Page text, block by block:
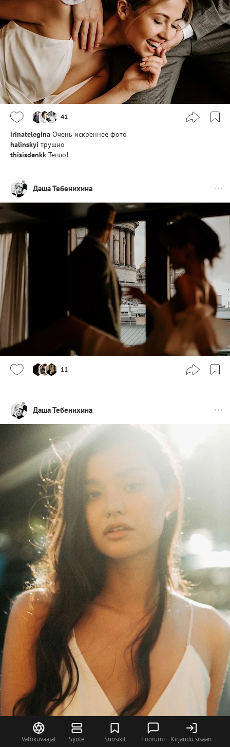
Valokuvaajat Syöte Suosikit Foorumi Kirjaudu sisään
41
irinatelegina Очень искреннее фото
halinskyi трушно
thisisdenkk Тепло!
Даша Тебенихина
11
Даша Тебенихина